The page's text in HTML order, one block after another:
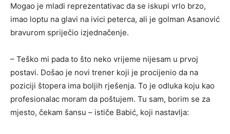
Mogao je mladi reprezentativac da se iskupi vrlo brzo,
imao loptu na glavi na ivici peterca, ali je golman Asanović
bravurom spriječio izjednačenje.
– Teško mi pada to što neko vrijeme nijesam u prvoj
postavi. Došao je novi trener koji je procijenio da na
poziciji štopera ima boljih rješenja. To je odluka koju kao
profesionalac moram da poštujem. Tu sam, borim se za
mjesto, čekam šansu – ističe Babić, koji nastavlja: